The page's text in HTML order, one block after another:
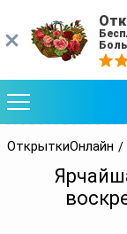
ОткрыткиОнлайн